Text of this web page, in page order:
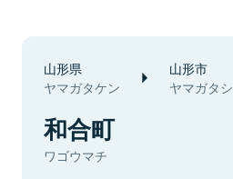
山形県
ヤマガタケン
山形市
ヤマガタシ
和合町
ワゴウマチ